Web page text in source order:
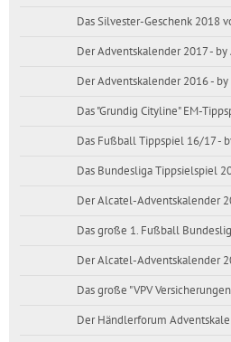
Das Silvester-Geschenk 2018
Der Adventskalender 2017 -
Der Adventskalender 2016 -
Das "Grundig Cityline" EM-
Das Fußball Tippspiel 16/17 -
Das Bundesliga Tippsielspiel
Der Alcatel-Adventskalender
Das große 1. Fußball
Der Alcatel-Adventskalender
Das große "VPV
Der Händlerforum